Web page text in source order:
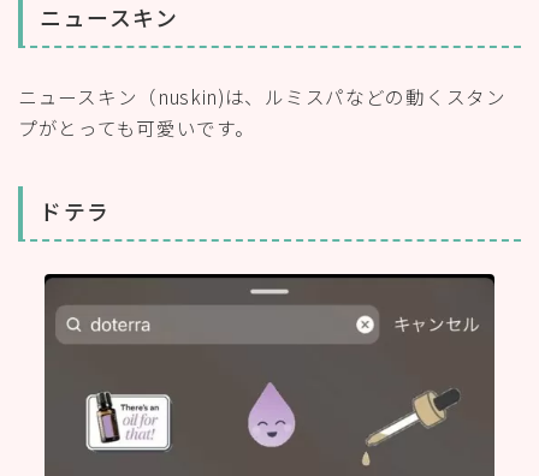
ニュースキン
ニュースキン（nuskin)は、ルミスパなどの動くスタン
プがとっても可愛いです。
ドテラ